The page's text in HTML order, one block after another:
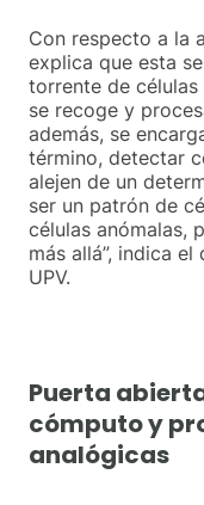
Con respecto a la
explica que esta
torrente de células
se recoge y
además, se
término, detectar
alejen de un
ser un patrón de
células anómalas,
más allá”, indica
UPV.
Puerta
cómputo y
analógicas